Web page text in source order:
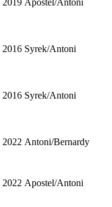
2019 Apostel/Antoni
2016 Syrek/Antoni
2016 Syrek/Antoni
2022 Antoni/Bernardy
2022 Apostel/Antoni